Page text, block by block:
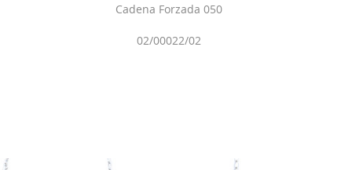
Cadena Forzada 050
02/00022/02